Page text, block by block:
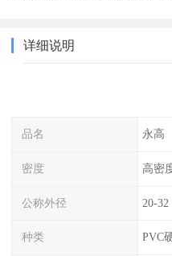
详细说明
品名 永高
密度 高密
公称外径 20-32
种类 PVC